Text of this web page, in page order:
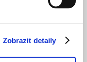
Zobrazit detaily